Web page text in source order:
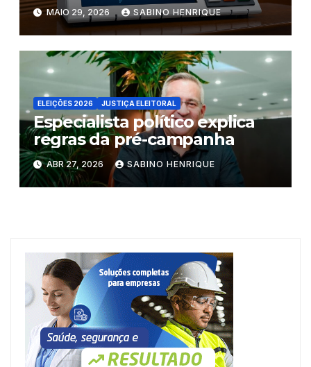
Ceará
MAIO 29, 2026 SABINO HENRIQUE
ELEIÇÕES 2026 JUSTIÇA ELEITORAL
Especialista político explica
regras da pré-campanha
ABR 27, 2026 SABINO HENRIQUE